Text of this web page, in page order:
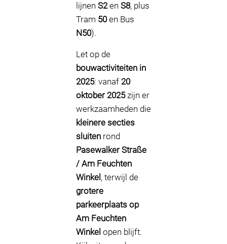
lijnen S2en S8, plus
Tram 50en Bus
N50).
Let op de
bouwactiviteiten in
2025: vanaf 20
oktober 2025zijn er
werkzaamheden die
kleinere secties
sluiten rond
Pasewalker Straße
/ Am Feuchten
Winkel , terwijl de
grotere
parkeerplaats op
Am Feuchten
Winkel open blijft.